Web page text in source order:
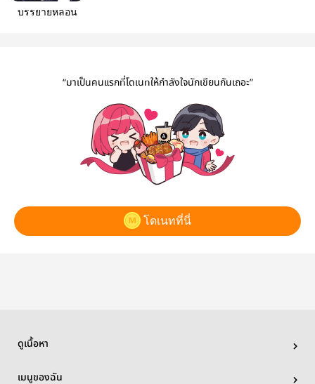
บรรยายหลอน
“มาเป็นคนแรกที่โดเนทให้กำลังใจนักเขียนกันเถอะ”
โดเนทที่นี่
ดูเนื้อหา
เมนูของฉัน